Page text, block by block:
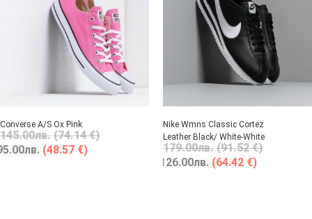
Converse A/S Ox Pink
145.00лв. (74.14 €)
лв. (48.57 €)
Nike Wmns Classic Cortez
Leather Black/ White-White
179.00лв. (91.52 €)
126.00лв. (64.42 €)